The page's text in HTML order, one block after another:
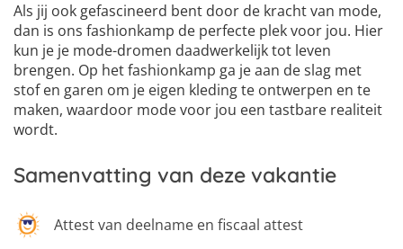
Als jij ook gefascineerd bent door de kracht van mode,
dan is ons fashionkamp de perfecte plek voor jou. Hier
kun je je mode-dromen daadwerkelijk tot leven
brengen. Op het fashionkamp ga je aan de slag met
stof en garen om je eigen kleding te ontwerpen en te
maken, waardoor mode voor jou een tastbare realiteit
wordt.
Samenvatting van deze vakantie
Attest van deelname en fiscaal attest